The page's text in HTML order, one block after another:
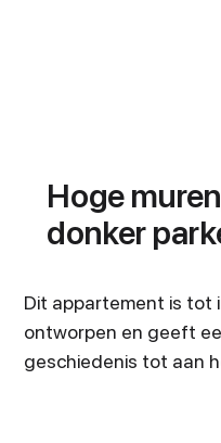
Hoge
donker
Dit appartement is tot
ontworpen en geeft
geschiedenis tot aan